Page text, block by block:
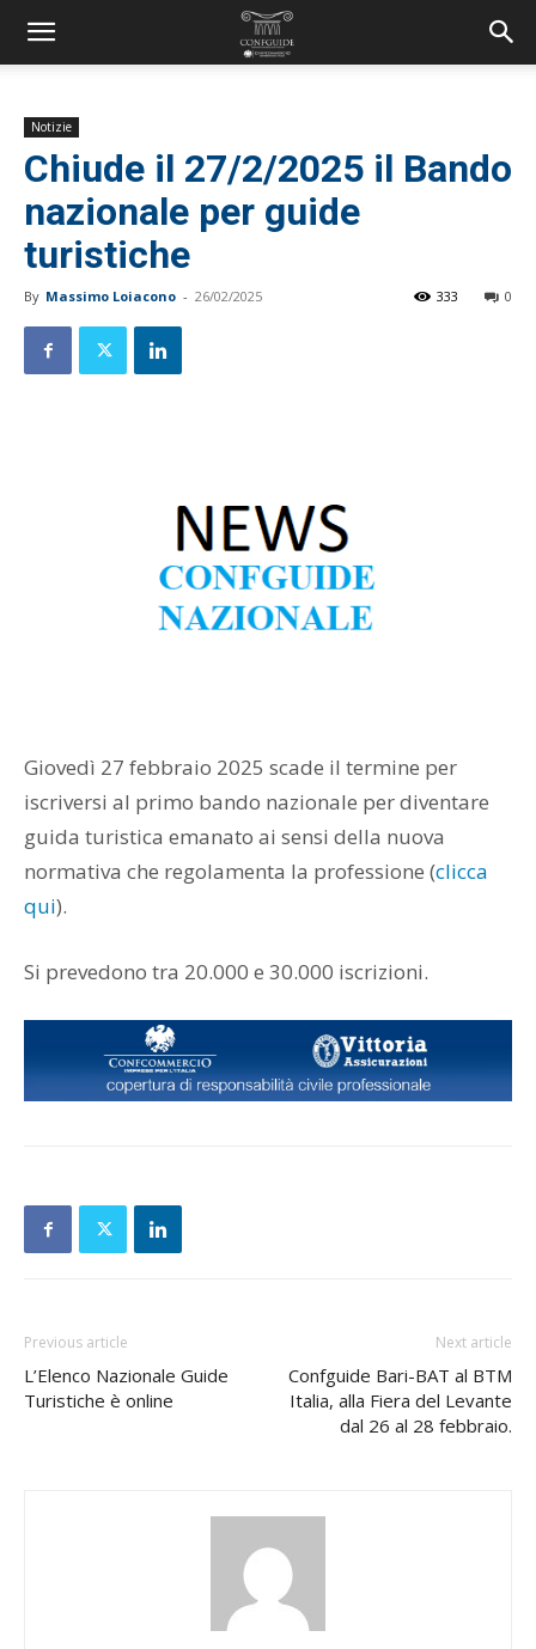
Notizie
Chiude il 27/2/2025 il Bando
nazionale per guide
turistiche
By Massimo Loiacono - 26/02/2025 0
333
Giovedì 27 febbraio 2025 scade il termine per
iscriversi al primo bando nazionale per diventare
guida turistica emanato ai sensi della nuova
normativa che regolamenta la professione (clicca
qui).
Si prevedono tra 20.000 e 30.000 iscrizioni.
Previous article
L’Elenco Nazionale Guide
Turistiche è online
Next article
Confguide Bari-BAT al BTM
Italia, alla Fiera del Levante
dal 26 al 28 febbraio.